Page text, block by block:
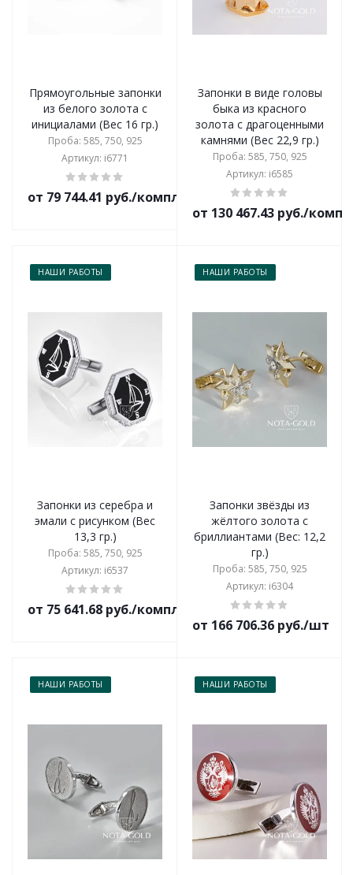
Прямоугольные запонки
из белого золота с
инициалами (Вес 16 гр.)
Проба: 585, 750, 925
Артикул: i6771
от 79 744.41 руб./комплект
Запонки в виде головы
быка из красного
золота с драгоценными
камнями (Вес 22,9 гр.)
Проба: 585, 750, 925
Артикул: i6585
от 130 467.43 руб./
НАШИ РАБОТЫ
Запонки из серебра и
эмали с рисунком (Вес
13,3 гр.)
Проба: 585, 750, 925
Артикул: i6537
от 75 641.68 руб./комплект
НАШИ РАБОТЫ
Запонки звёзды из
жёлтого золота с
бриллиантами (Вес: 12,2
гр.)
Проба: 585, 750, 925
Артикул: i6304
от 166 706.36 руб./шт
НАШИ РАБОТЫ НАШИ РАБОТЫ